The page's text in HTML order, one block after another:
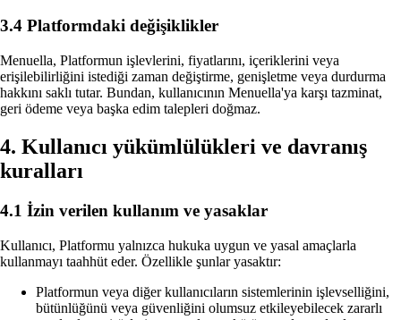
3.4 Platformdaki değişiklikler
Menuella, Platformun işlevlerini, fiyatlarını, içeriklerini veya
erişilebilirliğini istediği zaman değiştirme, genişletme veya durdurma
hakkını saklı tutar. Bundan, kullanıcının Menuella'ya karşı tazminat,
geri ödeme veya başka edim talepleri doğmaz.
4. Kullanıcı yükümlülükleri ve davranış
kuralları
4.1 İzin verilen kullanım ve yasaklar
Kullanıcı, Platformu yalnızca hukuka uygun ve yasal amaçlarla
kullanmayı taahhüt eder. Özellikle şunlar yasaktır:
Platformun veya diğer kullanıcıların sistemlerinin işlevselliğini,
bütünlüğünü veya güvenliğini olumsuz etkileyebilecek zararlı